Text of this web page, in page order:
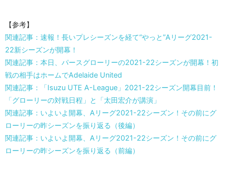
【参考】
関連記事：速報！長いプレシーズンを経て“やっと”Aリーグ2021-
22新シーズンが開幕！
関連記事：本日、パースグローリーの2021-22シーズンが開幕！初
戦の相手はホームでAdelaide United
関連記事：「Isuzu UTE A-League」2021-22シーズン開幕目前！
「グローリーの対戦日程」と「太田宏介が講演」
関連記事：いよいよ開幕、Aリーグ2021-22シーズン！その前にグ
ローリーの昨シーズンを振り返る（後編）
関連記事：いよいよ開幕、Aリーグ2021-22シーズン！その前にグ
ローリーの昨シーズンを振り返る（前編）